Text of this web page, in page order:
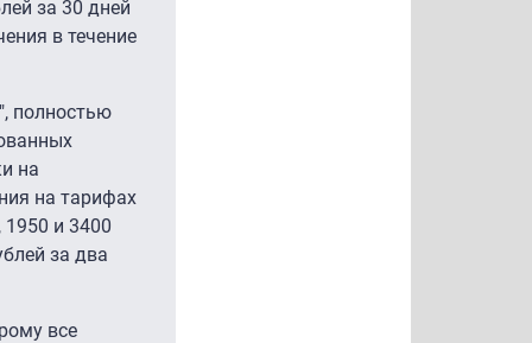
за 30 дней
в течение
полностью
на
на тарифах
1950 и 3400
за два
все